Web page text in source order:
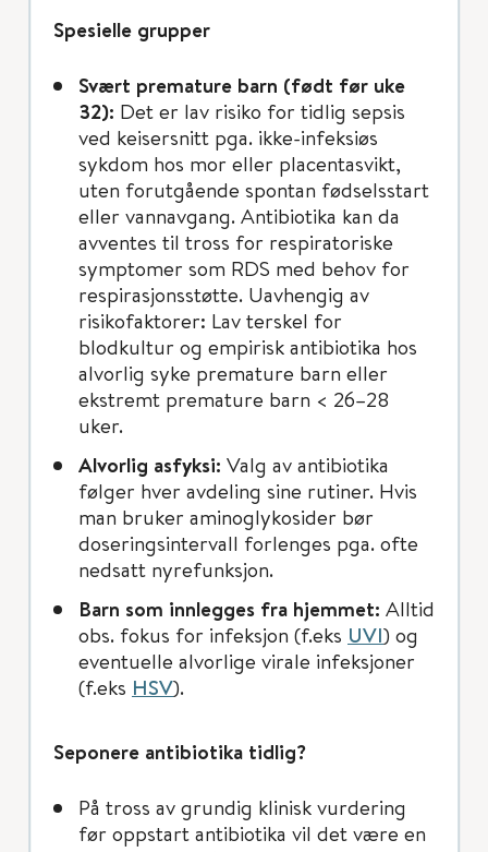
Spesielle grupper
Svært premature barn (født før uke
32): Det er lav risiko for tidlig sepsis
ved keisersnitt pga. ikke-infeksiøs
sykdom hos mor eller placentasvikt,
uten forutgående spontan fødselsstart
eller vannavgang. Antibiotika kan da
avventes til tross for respiratoriske
symptomer som RDS med behov for
respirasjonsstøtte. Uavhengig av
risikofaktorer: Lav terskel for
blodkultur og empirisk antibiotika hos
alvorlig syke premature barn eller
ekstremt premature barn < 26–28
uker.
Alvorlig asfyksi: Valg av antibiotika
følger hver avdeling sine rutiner. Hvis
man bruker aminoglykosider bør
doseringsintervall forlenges pga. ofte
nedsatt nyrefunksjon.
Barn som innlegges fra hjemmet: Alltid
obs. fokus for infeksjon (f.eks UVI) og
eventuelle alvorlige virale infeksjoner
(f.eks HSV).
Seponere antibiotika tidlig?
På tross av grundig klinisk vurdering
før oppstart antibiotika vil det være en